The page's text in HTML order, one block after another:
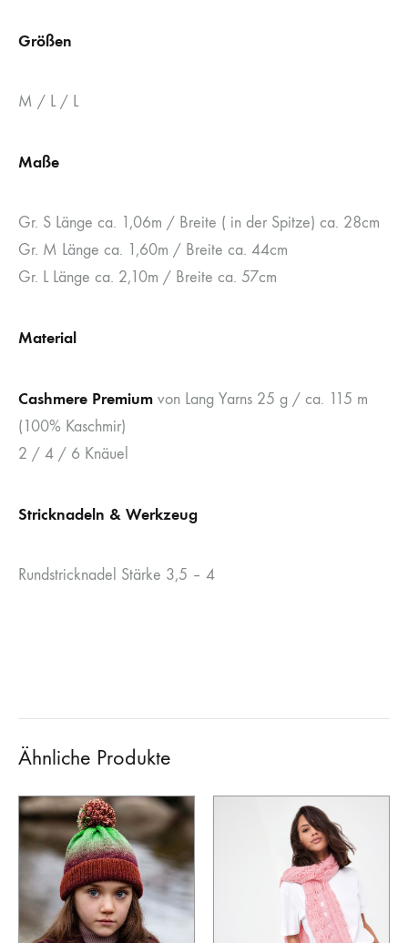
Größen
M / L / L
Maße
Gr. S Länge ca. 1,06m / Breite ( in der Spitze) ca. 28cm
Gr. M Länge ca. 1,60m / Breite ca. 44cm
Gr. L Länge ca. 2,10m / Breite ca. 57cm
Material
Cashmere Premium von Lang Yarns 25 g / ca. 115 m
(100% Kaschmir)
2 / 4 / 6 Knäuel
Stricknadeln & Werkzeug
Rundstricknadel Stärke 3,5 – 4
Ähnliche Produkte